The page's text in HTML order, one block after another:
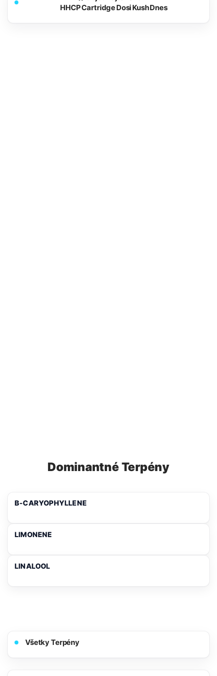
HHCP Cartridge Dosi Kush Dnes
Dominantné Terpény
Β-CARYOPHYLLENE
LIMONENE
LINALOOL
Všetky Terpény